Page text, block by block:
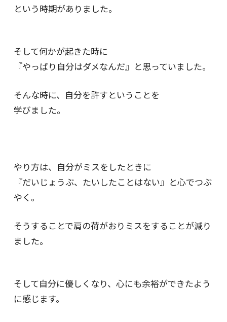
という時期がありました。
そして何かが起きた時に
『やっぱり自分はダメなんだ』と思っていました。
そんな時に、自分を許すということを
学びました。
やり方は、自分がミスをしたときに
『だいじょうぶ、たいしたことはない』と心でつぶ
やく。
そうすることで肩の荷がおりミスをすることが減り
ました。
そして自分に優しくなり、心にも余裕ができたよう
に感じます。